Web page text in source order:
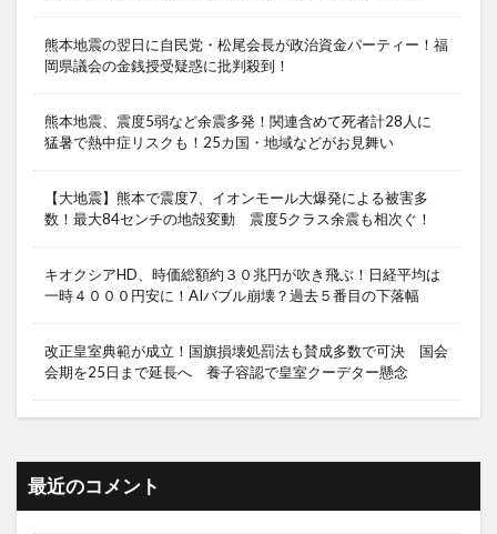
熊本地震の翌日に自民党・松尾会長が政治資金パーティー！福
岡県議会の金銭授受疑惑に批判殺到！
熊本地震、震度5弱など余震多発！関連含めて死者計28人に
猛暑で熱中症リスクも！25カ国・地域などがお見舞い
【大地震】熊本で震度7、イオンモール大爆発による被害多
数！最大84センチの地殻変動 震度5クラス余震も相次ぐ！
キオクシアHD、時価総額約３０兆円が吹き飛ぶ！日経平均は
一時４０００円安に！AIバブル崩壊？過去５番目の下落幅
改正皇室典範が成立！国旗損壊処罰法も賛成多数で可決 国会
会期を25日まで延長へ 養子容認で皇室クーデター懸念
最近のコメント